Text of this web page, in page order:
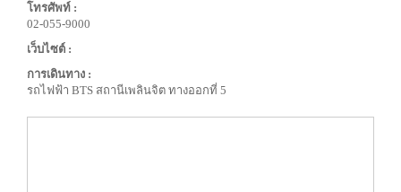
โทรศัพท์ :
02-055-9000
เว็บไซต์ :
การเดินทาง :
รถไฟฟ้า BTS สถานีเพลินจิต ทางออกที่ 5